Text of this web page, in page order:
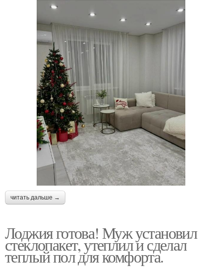
читать дальше →
Лоджия готова! Муж установил
стеклопакет, утеплил и сделал
теплый пол для комфорта.